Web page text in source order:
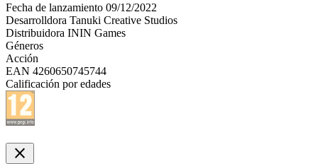
Fecha de lanzamiento 09/12/2022
Desarrolldora Tanuki Creative Studios
Distribuidora ININ Games
Géneros
Acción
EAN 4260650745744
Calificación por edades
close